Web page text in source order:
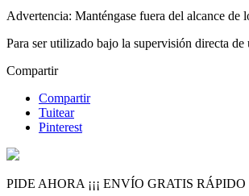
Advertencia: Manténgase fuera del alcance de
Para ser utilizado bajo la supervisión directa de
Compartir
Compartir
Tuitear
Pinterest
PIDE AHORA ¡¡¡ ENVÍO GRATIS RÁPIDO